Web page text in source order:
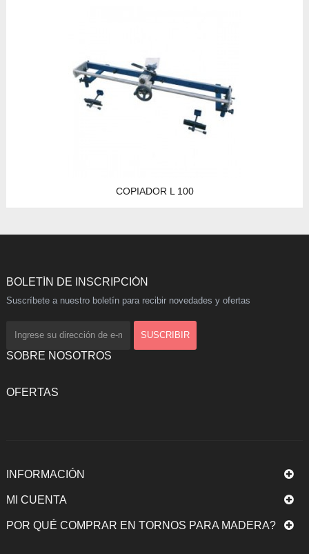
COPIADOR L 100
BOLETÍN DE INSCRIPCIÓN
Suscríbete a nuestro boletín para recibir novedades y ofertas
SOBRE NOSOTROS
OFERTAS
INFORMACIÓN
MI CUENTA
POR QUÉ COMPRAR EN TORNOS PARA MADERA?